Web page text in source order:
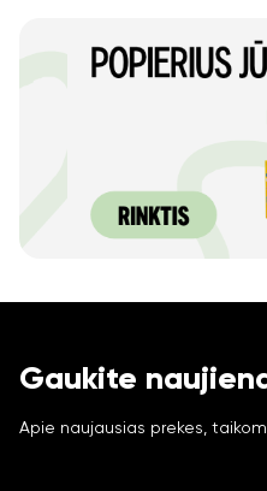
Gaukite
Apie naujausias prekes,